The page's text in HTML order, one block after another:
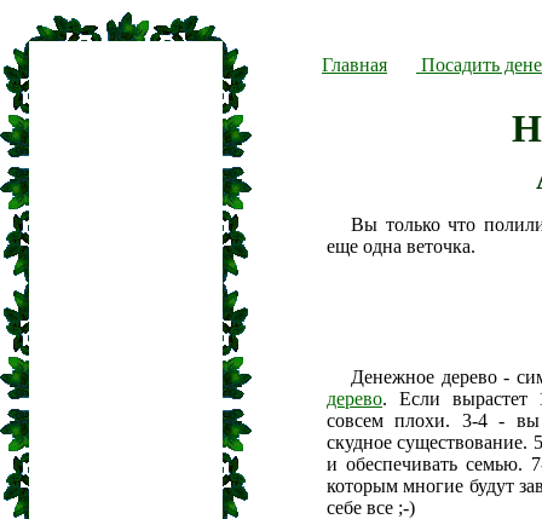
Главная Посадить
Вы только что
еще одна веточка.
Денежное дерево -
дерево. Если вырастет
совсем плохи. 3-4 - вы
скудное существование.
и обеспечивать семью.
которым многие будут
себе все ;-)